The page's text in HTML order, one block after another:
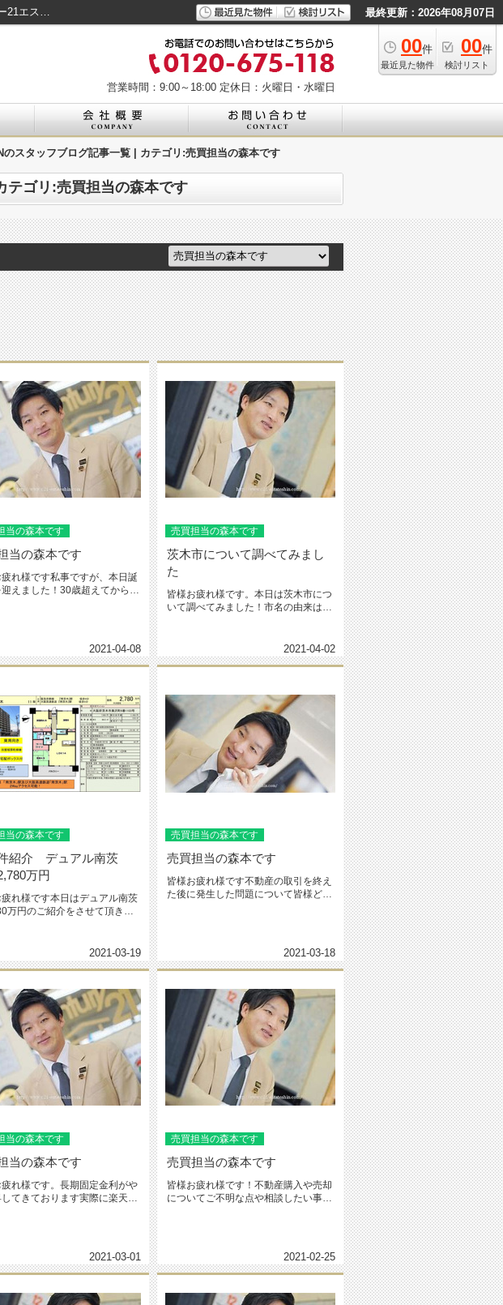
スタッフブログ記事一覧ページ | カテゴリ:売買担当の森本です｜茨木・高槻｜センチュリー21エステートSHIN(3ページ目) 最終更新：2026年08月07日
00件
最近見た物件
00件
検討リスト
営業時間：9:00～18:00 定休日：火曜日・水曜日
スタッフブログ記事一覧 | カテゴリ:売買担当の森本です
テゴリ:売買担当の森本です
当の森本です
当の森本です
れ様です私事ですが、本日誕
えました！30歳超えてから一
2021-04-08
売買担当の森本です
茨木市について調べてみまし
た
皆様お疲れ様です。本日は茨木市につ
いて調べてみました！市名の由来はイ
2021-04-02
当の森本です
紹介 デュアル南茨
万円
疲れ様です本日はデュアル南茨
万円のご紹介をさせて頂きた
2021-03-19
売買担当の森本です
売買担当の森本です
皆様お疲れ様です不動産の取引を終え
た後に発生した問題について皆様どう
2021-03-18
当の森本です
当の森本です
疲れ様です。長期固定金利がや
てきております実際に楽天銀
2021-03-01
売買担当の森本です
売買担当の森本です
皆様お疲れ様です！不動産購入や売却
についてご不明な点や相談したい事は
2021-02-25